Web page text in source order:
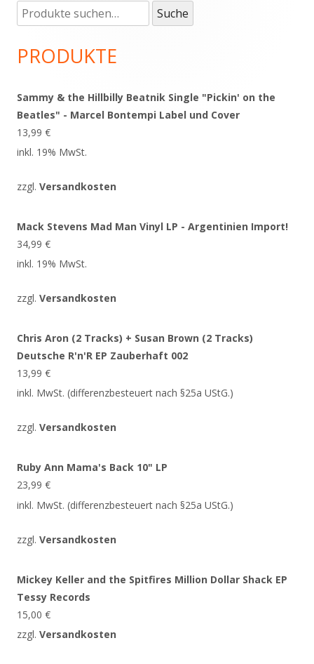
Haupt-
Seitenleiste
Suche
nach:
Suche
PRODUKTE
Sammy & the Hillbilly Beatnik Single "Pickin' on the
Beatles" - Marcel Bontempi Label und Cover
13,99 €
inkl. 19% MwSt.
zzgl. Versandkosten
Mack Stevens Mad Man Vinyl LP - Argentinien Import!
34,99 €
inkl. 19% MwSt.
zzgl. Versandkosten
Chris Aron (2 Tracks) + Susan Brown (2 Tracks)
Deutsche R'n'R EP Zauberhaft 002
13,99 €
inkl. MwSt. (differenzbesteuert nach §25a UStG.)
zzgl. Versandkosten
Ruby Ann Mama's Back 10" LP
23,99 €
inkl. MwSt. (differenzbesteuert nach §25a UStG.)
zzgl. Versandkosten
Mickey Keller and the Spitfires Million Dollar Shack EP
Tessy Records
15,00 €
zzgl. Versandkosten